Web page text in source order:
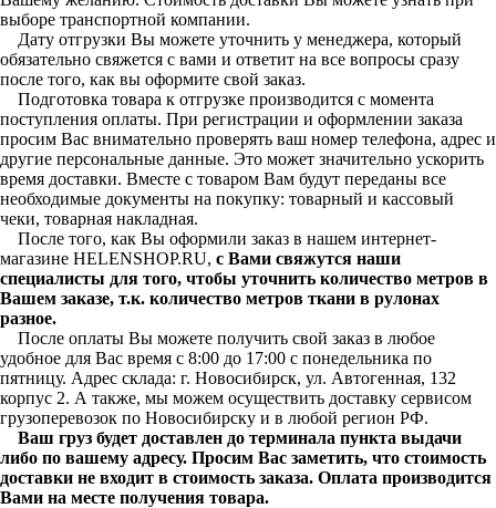
выборе транспортной компании.
Дату отгрузки Вы можете уточнить у менеджера, который
обязательно свяжется с вами и ответит на все вопросы сразу
после того, как вы оформите свой заказ.
Подготовка товара к отгрузке производится с момента
поступления оплаты. При регистрации и оформлении заказа
просим Вас внимательно проверять ваш номер телефона, адрес и
другие персональные данные. Это может значительно ускорить
время доставки. Вместе с товаром Вам будут переданы все
необходимые документы на покупку: товарный и кассовый
чеки, товарная накладная.
После того, как Вы оформили заказ в нашем интернет-
магазине HELENSHOP.RU, с Вами свяжутся наши
специалисты для того, чтобы уточнить количество метров в
Вашем заказе, т.к. количество метров ткани в рулонах
разное.
После оплаты Вы можете получить свой заказ в любое
удобное для Вас время с 8:00 до 17:00 с понедельника по
пятницу. Адрес склада: г. Новосибирск, ул. Автогенная, 132
корпус 2. А также, мы можем осуществить доставку сервисом
грузоперевозок по Новосибирску и в любой регион РФ.
Ваш груз будет доставлен до терминала пункта выдачи
либо по вашему адресу. Просим Вас заметить, что стоимость
доставки не входит в стоимость заказа. Оплата производится
Вами на месте получения товара.